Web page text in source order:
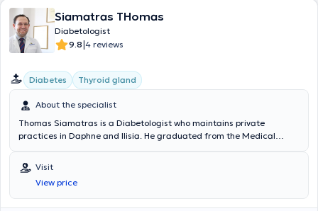
Siamatras THomas
Diabetologist
9.8|4 reviews
Diabetes Thyroid gland
About the specialist
Thomas Siamatras is a Diabetologist who maintains private
practices in Daphne and Ilisia. He graduated from the Medical
completed a postgraduate program in Endocrine Cancer Research
at Johns Hopkins University in the United States of America. He
trained in the Hyperbaric and Diving Medicine Department at a
specialized school of the Hellenic Navy and conducted clinical
Visit
View price